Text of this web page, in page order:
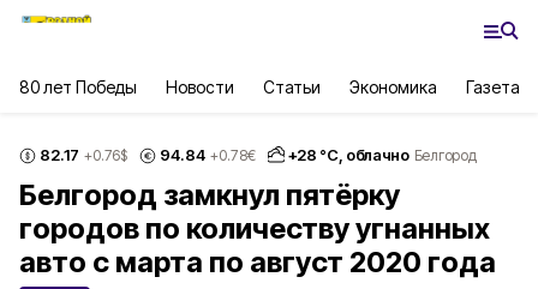
80 лет Победы Новости Статьи Экономика Газета
82.17 +0.76$ 94.84 +0.78€ +28 °С, облачно Белгород
Белгород замкнул пятёрку
городов по количеству угнанных
авто с марта по август 2020 года